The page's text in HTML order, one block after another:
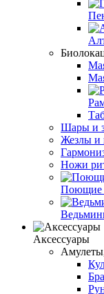
Шары и
Жезлы и
Ножи
Поющие
Аксессуары